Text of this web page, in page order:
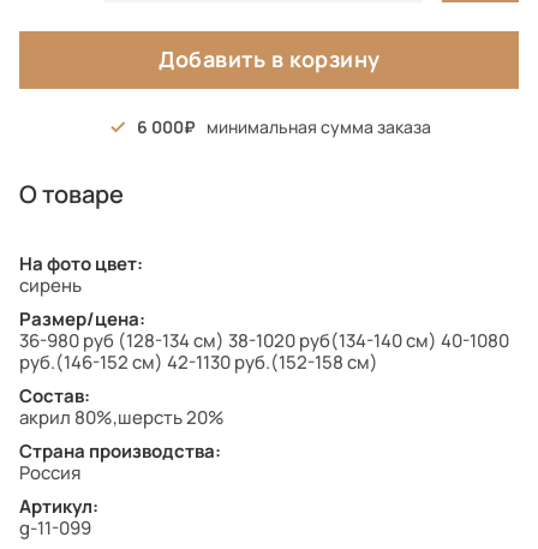
Добавить в корзину
6 000 минимальная сумма заказа
О товаре
На фото цвет:
сирень
Размер/цена:
36-980 руб (128-134 см) 38-1020 руб(134-140 см) 40-1080
руб.(146-152 см) 42-1130 руб.(152-158 см)
Состав:
акрил 80%,шерсть 20%
Страна производства:
Россия
Артикул:
g-11-099